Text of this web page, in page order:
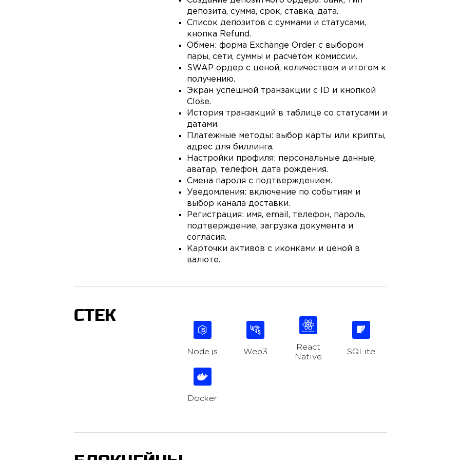
депозита, сумма, срок, ставка, дата.
Список депозитов с суммами и статусами,
кнопка Refund.
Обмен: форма Exchange Order с выбором
пары, сети, суммы и расчетом комиссии.
SWAP ордер с ценой, количеством и итогом к
получению.
Экран успешной транзакции с ID и кнопкой
Close.
История транзакций в таблице со статусами и
датами.
Платежные методы: выбор карты или крипты,
адрес для биллинга.
Настройки профиля: персональные данные,
аватар, телефон, дата рождения.
Смена пароля с подтверждением.
Уведомления: включение по событиям и
выбор канала доставки.
Регистрация: имя, email, телефон, пароль,
подтверждение, загрузка документа и
согласия.
Карточки активов с иконками и ценой в
валюте.
СТЕК
Node.js Web3
React
Native
SQLite
Docker